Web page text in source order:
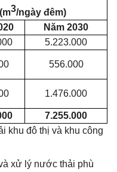
(m3/ngày đêm)
Năm 2030
5.223.000
556.000
1.476.000
7.255.000
khu đô thị và khu công
xử lý nước thải phù